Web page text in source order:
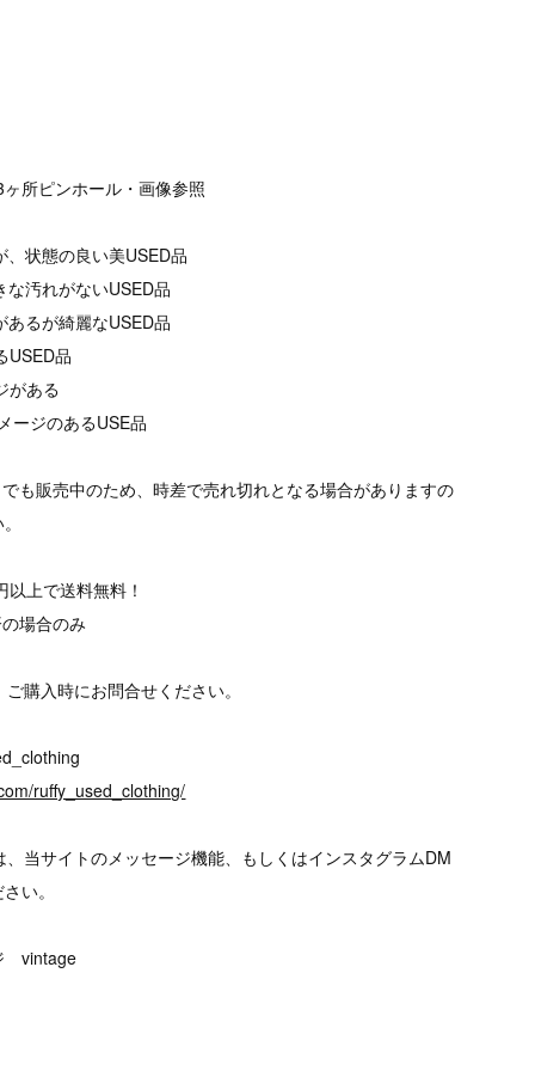
所ピンホール・画像参照
状態の良い美USED品
汚れがないUSED品
るが綺麗なUSED品
品
がある
ジのあるUSE品
も販売中のため、時差で売れ切れとなる場合がありますの
上で送料無料！
場合のみ
購入時にお問合せください。
ruffy_used_clothing/
当サイトのメッセージ機能、もしくはインスタグラムDM
い。
vintage